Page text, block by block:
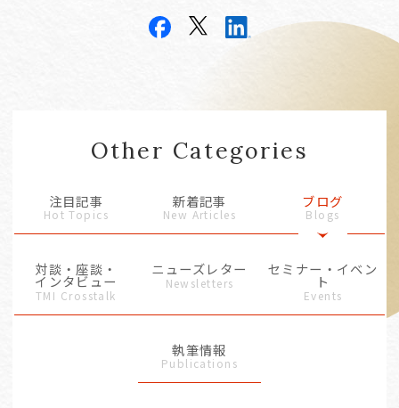
Other Categories
注目記事
Hot Topics
新着記事
New Articles
ブログ
Blogs
対談・座談・
インタビュー
TMI Crosstalk
ニューズレター
Newsletters
セミナー・イベン
ト
Events
執筆情報
Publications